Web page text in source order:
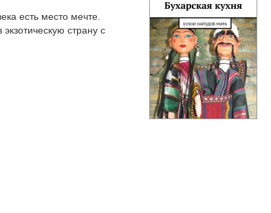
есть место мечте.
страну с